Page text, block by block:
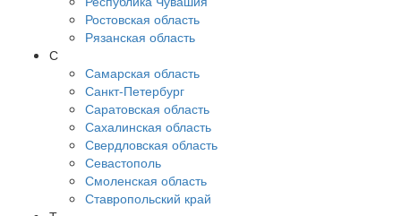
Ростовская область
Рязанская область
С
Самарская область
Санкт-Петербург
Саратовская область
Сахалинская область
Свердловская область
Севастополь
Смоленская область
Ставропольский край